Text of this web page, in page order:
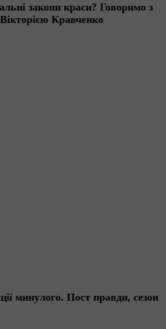
закони краси? Говоримо з
Кравченко
минулого. Пост правди, сезон